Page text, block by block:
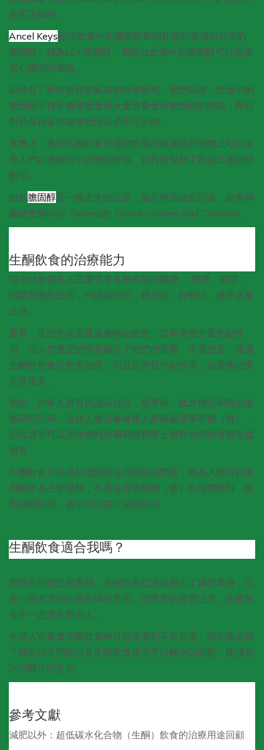
是不正確的。
Ancel Keys相信飲食中的膽固醇和飽和脂肪會增加有害的
膽固醇，稱為LDL膽固醇，而降低血液中的膽固醇可以提高
患心髒病的風險。
由於有了新技術和更嚴格的科學研究，我們知道，飲食中的
膽固醇不僅不會導致食用大量適量食用膽固醇的問題，而且
對於保持最佳健康狀況是必不可少的。
實際上，食用生酮飲食和適當數量的健康脂肪實際上可以改
善人們在實驗室中的膽固醇值。它肯定幫助了我自己膽固醇
數字。
由於膽固醇是一個太大的話題，因此無法在此討論。如有興
趣請查閱Gary Taubes的《Good Calories Bad Calories》。
生酮飲食的治療能力
現今社會很多人正遭受著各種疾病的困擾……肥胖，癌症，
阿爾茨海默氏病，代謝綜合症，糖尿病，抑鬱症，幾乎永無
止境。
通常，這些疾病是通過藥物治療的，從而導致大量的副作
用，使人們遭受的痛苦超出了他們的需要。幸運的是，通過
生酮飲食進行飲食治療，而且沒有任何副作用，比藥物治療
划算很多。
例如，許多人患有代謝綜合症，糖尿病，低血糖症和其他血
糖調節疾病。這些人無法像健康人那樣處理葡萄糖（糖），
因此通常可以用作燃料的葡萄糖實際上會對他們的身體造成
傷害。
生酮飲食可以很好地預防這些類型的問題，因為人體可以使
用酮作為主要燃料，不再使用葡萄糖（糖）作身體燃料，從
而減輕症狀，甚至可以完全逆轉症狀
生酮飲食適合我嗎？
您現在可能已經看到，生酮飲食已遠遠超出了減肥本身，它
是一種有力的治療疾病的方法，但重要的是要注意，生酮飲
食不一定適合所有人。
有些人在進食生酮飲食時可能會遇到不良反應，因此務必與
了解您特定問題以及生酮飲食是否可以解決該問題，建議先
詢問醫生的意見。
參考文獻
減肥以外：超低碳水化合物（生酮）飲食的治療用途回顧